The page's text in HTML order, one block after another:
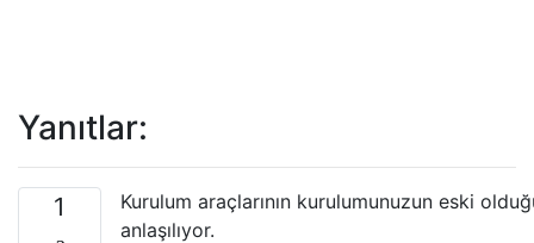
Yanıtlar:
1
Kurulum araçlarının kurulumunuzun eski
anlaşılıyor.